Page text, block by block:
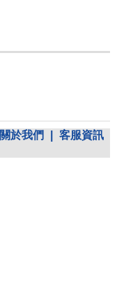
關於我們
客服資訊